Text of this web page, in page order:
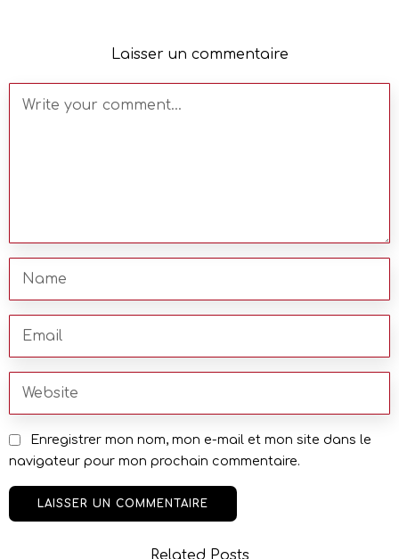
Laisser un commentaire
Enregistrer mon nom, mon e-mail et mon site dans le
navigateur pour mon prochain commentaire.
Related Posts